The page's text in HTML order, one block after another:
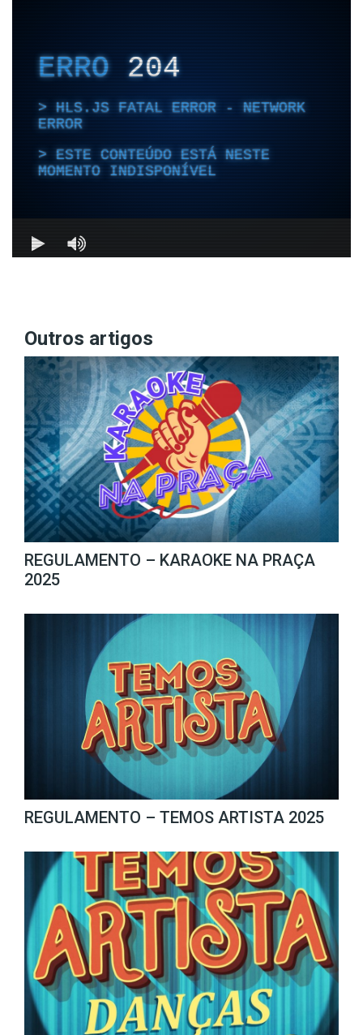
Outros artigos
REGULAMENTO – KARAOKE NA PRAÇA
2025
REGULAMENTO – TEMOS ARTISTA 2025